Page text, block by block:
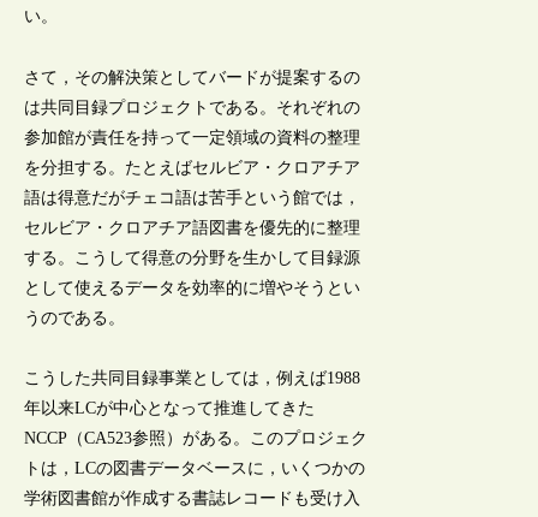
い。
さて，その解決策としてバードが提案するの
は共同目録プロジェクトである。それぞれの
参加館が責任を持って一定領域の資料の整理
を分担する。たとえばセルビア・クロアチア
語は得意だがチェコ語は苦手という館では，
セルビア・クロアチア語図書を優先的に整理
する。こうして得意の分野を生かして目録源
として使えるデータを効率的に増やそうとい
うのである。
こうした共同目録事業としては，例えば1988
年以来LCが中心となって推進してきた
NCCP（CA523参照）がある。このプロジェク
トは，LCの図書データベースに，いくつかの
学術図書館が作成する書誌レコードも受け入